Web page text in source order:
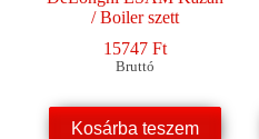
/ Boiler szett
15747 Ft
Bruttó
Kosárba teszem